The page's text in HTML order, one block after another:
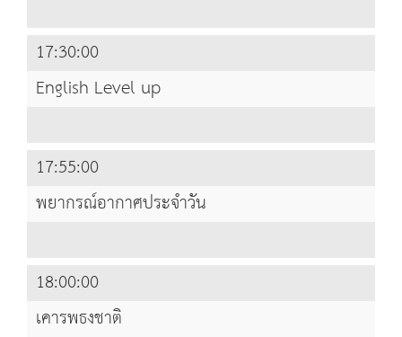
17:30:00
English Level up
17:55:00
พยากรณ์อากาศประจำวัน
18:00:00
เคารพธงชาติ